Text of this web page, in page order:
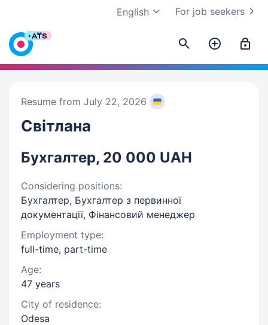
For job seekers
English
Resume from July 22, 2026
Світлана
Бухгалтер, 20 000 UAH
Considering positions:
Бухгалтер, Бухгалтер з первинної
документації, Фінансовий менеджер
Employment type:
full-time, part-time
Age:
47 years
City of residence:
Odesa